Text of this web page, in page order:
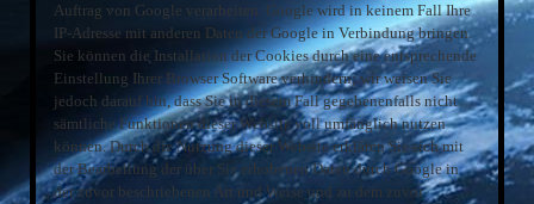
Auftrag von Google verarbeiten. Google wird in keinem Fall Ihre
IP-Adresse mit anderen Daten der Google in Verbindung bringen.
Sie können die Installation der Cookies durch eine entsprechende
Einstellung Ihrer Browser Software verhindern; wir weisen Sie
jedoch darauf hin, dass Sie in diesem Fall gegebenenfalls nicht
sämtliche Funktionen dieser Website voll umfänglich nutzen
können. Durch die Nutzung dieser Website erklären Sie sich mit
der Bearbeitung der über Sie erhobenen Daten durch Google in
der zuvor beschriebenen Art und Weise und zu dem zuvor